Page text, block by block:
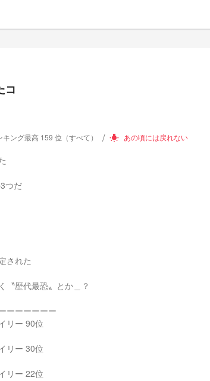
コ
ング最高 159 位（すべて） wb_incandescent あの頃には戻れない
つだ
された
〝歴代最恐〟とか＿？
ーーーーーー
リー 90位
リー 30位
リー 22位